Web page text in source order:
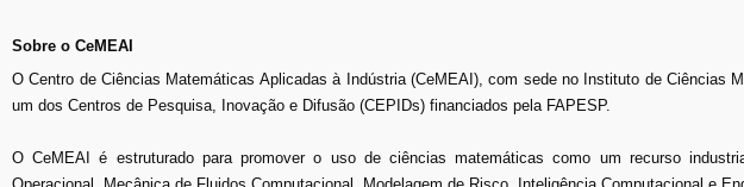
Sobre o CeMEAI
O Centro de Ciências Matemáticas Aplicadas à Indústria (CeMEAI), com sede no Instituto de Ciências
um dos Centros de Pesquisa, Inovação e Difusão (CEPIDs) financiados pela FAPESP.
O CeMEAI é estruturado para promover o uso de ciências matemáticas como um recurso